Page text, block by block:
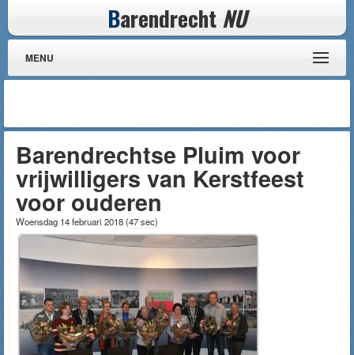
Barendrecht NU
MENU
Barendrechtse Pluim voor
vrijwilligers van Kerstfeest
voor ouderen
Woensdag 14 februari 2018(47 sec)